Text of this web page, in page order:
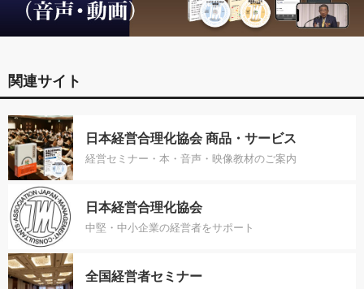
関連サイト
日本経営合理化協会 商品・サービス
経営セミナー・本・音声・映像教材のご案内
日本経営合理化協会
中堅・中小企業の経営者をサポート
全国経営者セミナー